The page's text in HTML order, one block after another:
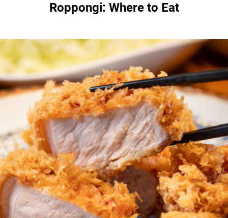
Roppongi: Where to Eat